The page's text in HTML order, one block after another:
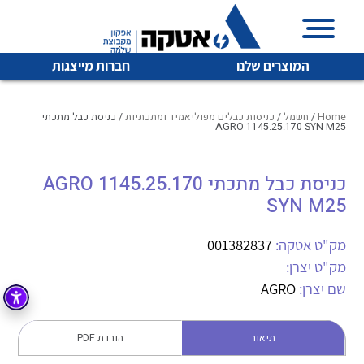
המוצרים שלנו חברות מייצגות
איכות | שרות | זמינות
אטקה בע”מ היא החברה הגדולה והמובילה בישראל בשיווק
מיתוג, בקרה , ואינסטלציה חשמלית ופעילה ב7 תחומים:
חשמל
קופסאות וארונות לחשמל, בקרה ואלקטרוניקה
לכל מוצרי היצרן לכל מוצרי היצרן
לכל מוצרי היצרן לכל מוצרי היצרן
Home
/ חשמל / כניסות כבלים מפוליאמיד ומתכתיות/ כניסת כבל מתכתי
AGRO 1145.25.170 SYN M25
כניסת כבל מתכתי AGRO 1145.25.170
SYN M25
מק"ט אטקה: 001382837
מק"ט יצרן:
שם יצרן: AGRO
תיאור הורדת PDF